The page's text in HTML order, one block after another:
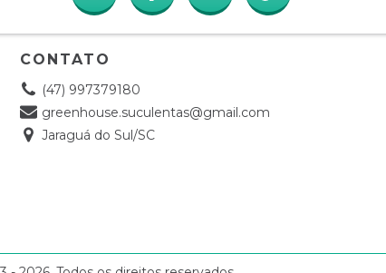
CONTATO
(47) 997379180
greenhouse.suculentas@gmail.com
Jaraguá do Sul/SC